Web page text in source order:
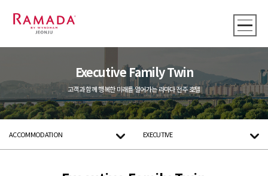
Executive Family Twin
고객과 함께 행복한 미래를 열어가는 라마다 전주 호텔
ACCOMMODATION EXECUTIVE